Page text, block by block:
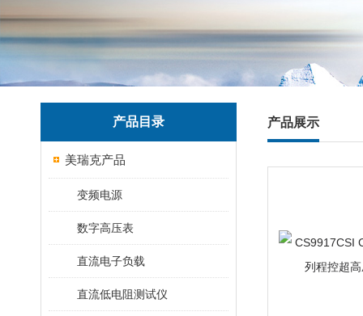
产品目录
美瑞克产品
变频电源
数字高压表
直流电子负载
直流低电阻测试仪
产品展示